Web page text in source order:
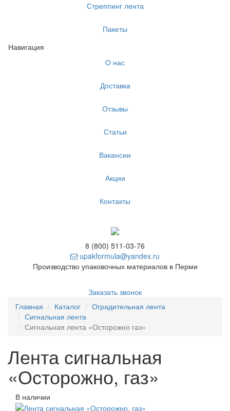
Стреппинг лента
Пакеты
Навигация
О нас
Доставка
Отзывы
Статьи
Вакансии
Акции
Контакты
8 (800) 511-03-76
upakformula@yandex.ru
Производство упаковочных материалов в Перми
Заказать звонок
Главная
Каталог
Оградительная лента
Сигнальная лента
Сигнальная лента «Осторожно газ»
Лента сигнальная
«Осторожно, газ»
В наличии